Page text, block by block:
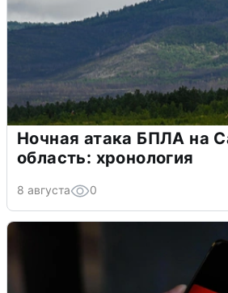
Ночная атака БПЛА на
область: хронология
8 августа 0